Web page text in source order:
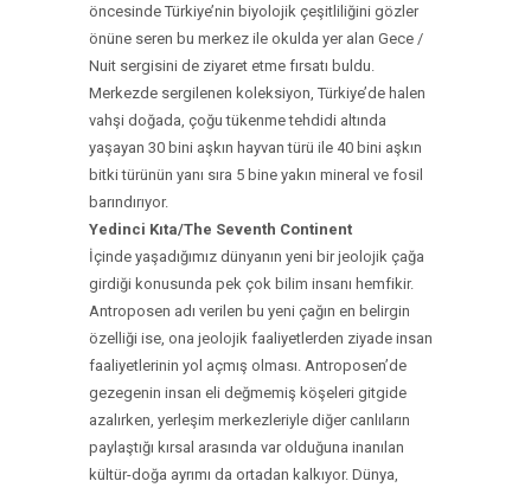
öncesinde Türkiye’nin biyolojik çeşitliliğini gözler
önüne seren bu merkez ile okulda yer alan Gece /
Nuit sergisini de ziyaret etme fırsatı buldu.
Merkezde sergilenen koleksiyon, Türkiye’de halen
vahşi doğada, çoğu tükenme tehdidi altında
yaşayan 30 bini aşkın hayvan türü ile 40 bini aşkın
bitki türünün yanı sıra 5 bine yakın mineral ve fosil
barındırıyor.
Yedinci Kıta/The Seventh Continent
İçinde yaşadığımız dünyanın yeni bir jeolojik çağa
girdiği konusunda pek çok bilim insanı hemfikir.
Antroposen adı verilen bu yeni çağın en belirgin
özelliği ise, ona jeolojik faaliyetlerden ziyade insan
faaliyetlerinin yol açmış olması. Antroposen’de
gezegenin insan eli değmemiş köşeleri gitgide
azalırken, yerleşim merkezleriyle diğer canlıların
paylaştığı kırsal arasında var olduğuna inanılan
kültür-doğa ayrımı da ortadan kalkıyor. Dünya,